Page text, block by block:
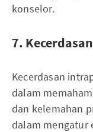
konselor.
7.
Kecerdasan
dalam
dan kelemahan
dalam mengatur